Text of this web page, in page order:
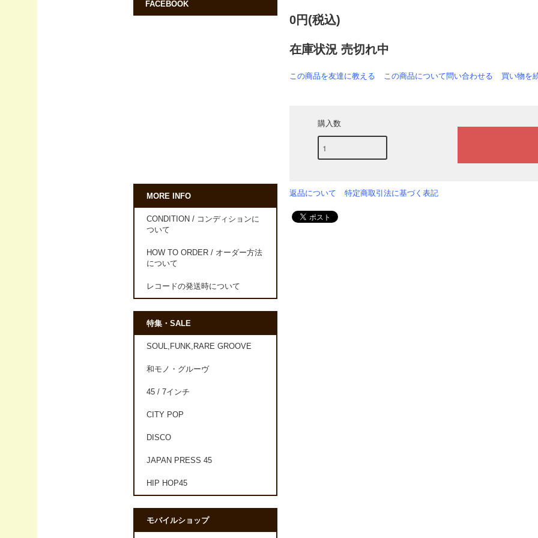
0円(税込)
在庫状況 売切れ中
この商品を友達に教える この商品について問い合わせる 買い物を
購入数
返品について 特定商取引法に基づく表記
FACEBOOK
MORE INFO
CONDITION / コンディションに
ついて
HOW TO ORDER / オーダー方法
について
レコードの発送時について
特集・SALE
SOUL,FUNK,RARE GROOVE
和モノ・グルーヴ
45 / 7インチ
CITY POP
DISCO
JAPAN PRESS 45
HIP HOP45
モバイルショップ